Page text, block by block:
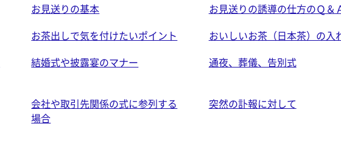
お見送りの基本
お見送りの誘導の仕方のＱ＆
お茶出しで気を付けたいポイント
おいしいお茶（日本茶）の入
結婚式や披露宴のマナー 通夜、葬儀、告別式
会社や取引先関係の式に参列する
場合
突然の訃報に対して